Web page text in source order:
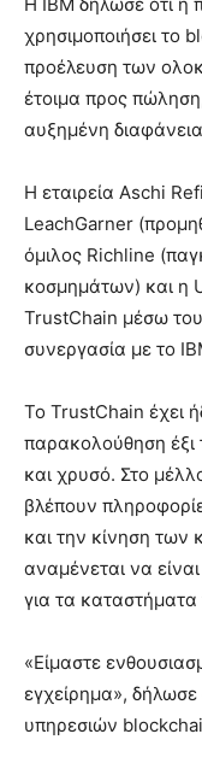
χρησιμοποιήσει το
προέλευση των
έτοιμα προς
αυξημένη
Η εταιρεία Aschi
LeachGarner
όμιλος Richline
κοσμημάτων) και η
TrustChain μέσω
συνεργασία με το
Το TrustChain έχει
παρακολούθηση έξι
και χρυσό. Στο
βλέπουν
και την κίνηση
αναμένεται να
για τα καταστήματα
«Είμαστε
εγχείρημα», δήλωσε
υπηρεσιών